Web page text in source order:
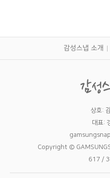
감성스냅 소개
상호:
대표:
Copyright ©
617 /